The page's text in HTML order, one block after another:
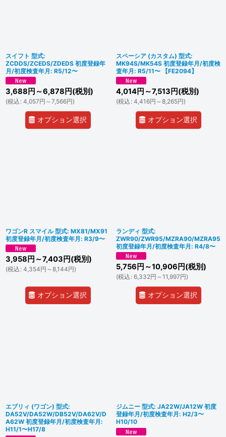
スイフト 型式:
ZCDDS/ZCEDS/ZDEDS 初度登録年
月/初度検査年月: R5/12〜
3,688 円 ～6,878 円(税別)
(税込 : 4,057円 ～7,566円)
オプション選択
スペーシア (カスタム) 型式:
MK94S/MK54S 初度登録年月/初度検
査年月: R5/11〜 【FE2094】
4,014円 ～7,513 円(税別)
(税込 : 4,416円 ～8,265円)
オプション選択
ワゴンR スマイル 型式: MX81/MX91
初度登録年月/初度検査年月: R3/9〜
3,958 円 ～7,403 円(税別)
(税込 : 4,354円 ～8,144円)
オプション選択
ランディ 型式:
ZWR90/ZWR95/MZRA90/MZRA95
初度登録年月/初度検査年月: R4/8〜
5,756 円 ～10,906 円(税別)
(税込 : 6,332円 ～11,997円)
オプション選択
エブリィ (ワゴン) 型式:
DA52V/DA52W/DB52V/DA62V/D
A62W 初度登録年月/初度検査年月:
H11/1〜H17/8
ジムニー 型式: JA22W/JA12W 初度
登録年月/初度検査年月: H2/3〜
H10/10